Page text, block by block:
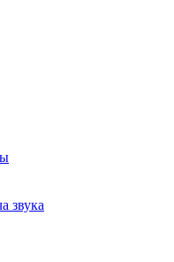
звука